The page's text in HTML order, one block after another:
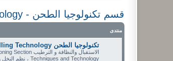
قسم تكنولوجيا الطحن - Milling Technology
منتدى
تكنولوجيا الطحن Milling Technology ... تقنيات و فنيات وتطبيقات ضبط عملية الطحن